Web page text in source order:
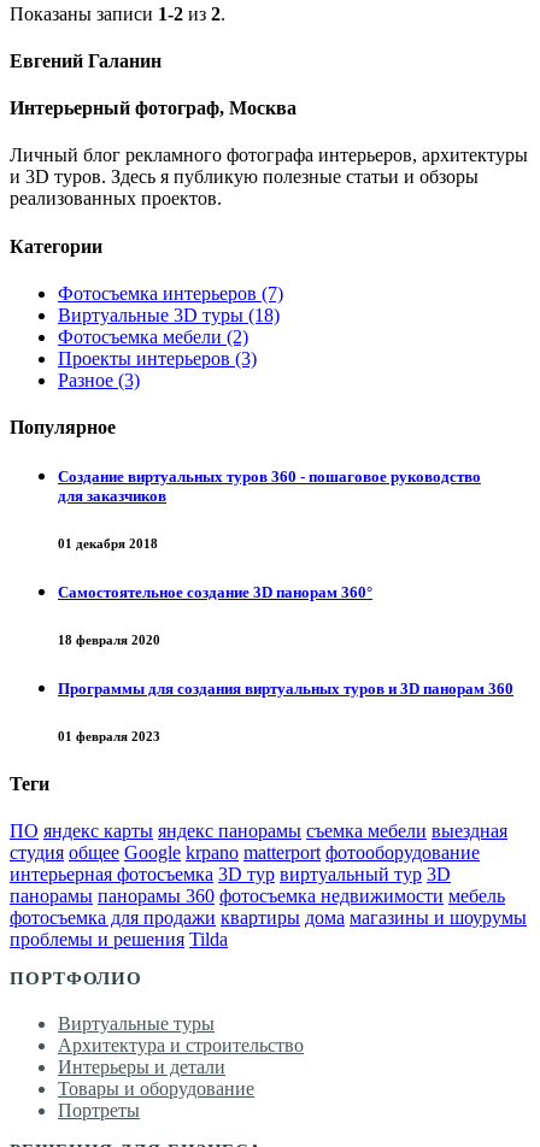
Показаны записи 1-2 из 2.
Евгений Галанин
Интерьерный фотограф, Москва
Личный блог рекламного фотографа интерьеров, архитектуры
и 3D туров. Здесь я публикую полезные статьи и обзоры
реализованных проектов.
Категории
Фотосъемка интерьеров (7)
Виртуальные 3D туры (18)
Фотосъемка мебели (2)
Проекты интерьеров (3)
Разное (3)
Популярное
Создание виртуальных туров 360 - пошаговое руководство
для заказчиков
01 декабря 2018
Самостоятельное создание 3D панорам 360°
18 февраля 2020
Программы для создания виртуальных туров и 3D панорам 360
01 февраля 2023
Теги
ПО яндекс карты яндекс панорамы съемка мебели выездная
студия общее Google krpano matterport фотооборудование
интерьерная фотосъемка 3D тур виртуальный тур 3D
панорамы панорамы 360 фотосъемка недвижимости мебель
фотосъемка для продажи квартиры дома магазины и шоурумы
проблемы и решения Tilda
ПОРТФОЛИО
Виртуальные туры
Архитектура и строительство
Интерьеры и детали
Товары и оборудование
Портреты